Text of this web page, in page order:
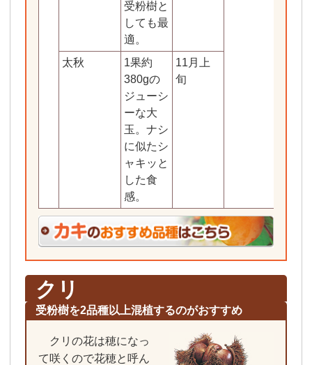
受粉樹と
しても最
適。
太秋
1果約
380gの
ジューシ
ーな大
玉。ナシ
に似たシ
ャキッと
した食
感。
11月上
旬
クリ
受粉樹を2品種以上混植するのがおすすめ
クリの花は穂になっ
て咲くので花穂と呼ん